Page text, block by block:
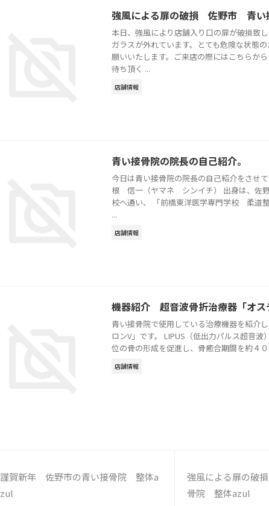
強風による扉の破損 佐野市 青
本日、強風により店舗入り口の扉が破損致
ガラスが外れています。とても危険な状態
願いいたします。ご来店の際にはこちらか
待ち頂く ...
店舗情報
青い接骨院の院長の自己紹介。
今日は青い接骨院の院長の自己紹介をさせ
根 信一（ヤマネ シンイチ） 出身は、佐
校へ通い、 「前橋東洋医学専門学校 柔道
...
店舗情報
機器紹介 超音波骨折治療器「オス
青い接骨院で使用している治療機器を紹介
ロンV」です。 LIPUS（低出力パルス超音波
位の骨の形成を促進し、骨癒合期間を約４
店舗情報
謹賀新年 佐野市の青い接骨院 整体a
zul
強風による扉の
骨院 整体azul